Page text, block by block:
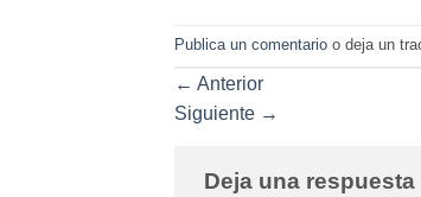
Publica un comentario o deja un
← Anterior
Siguiente →
Deja una respuesta